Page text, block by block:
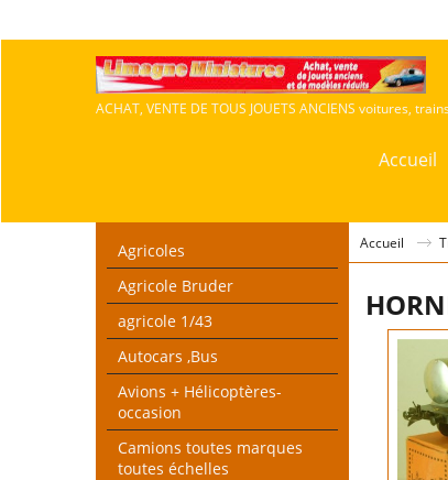
Accueil
Agricoles
Agricole Bruder
agricole 1/43
Autocars ,Bus
Avions + Hélicoptères-
occasion
Camions toutes marques
toutes échelles
Accueil